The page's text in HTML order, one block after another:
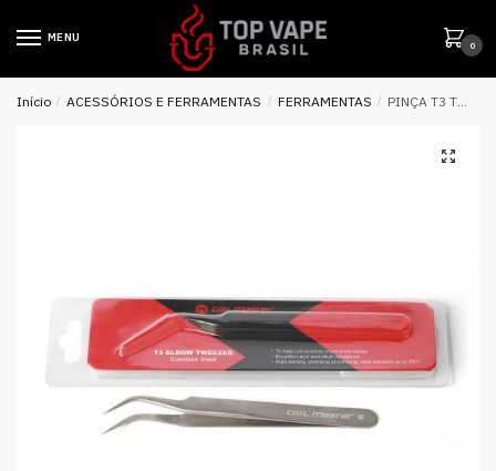
MENU
0
Início / ACESSÓRIOS E FERRAMENTAS / FERRAMENTAS / PINÇA T3 TWEEZER CURVA ELBOW – COIL MASTER